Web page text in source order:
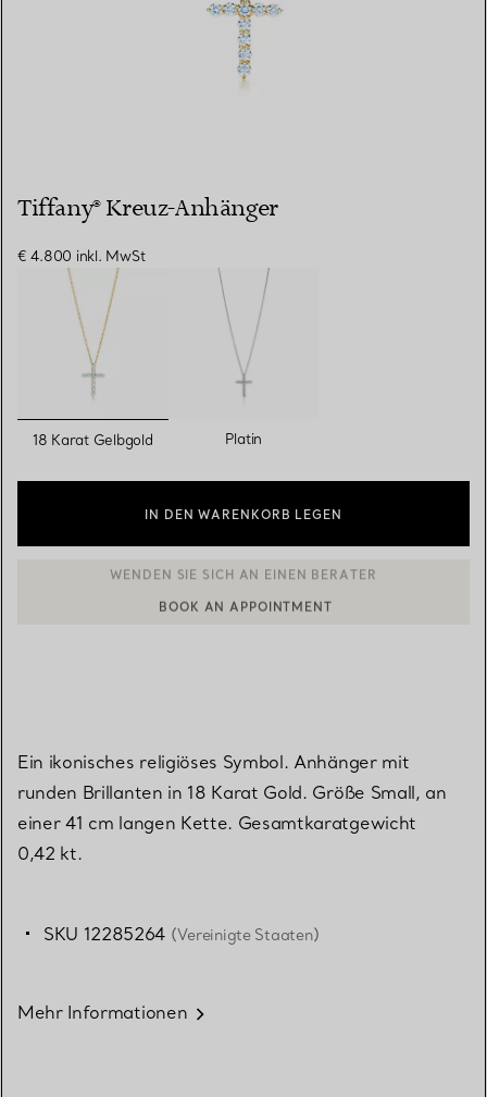
Tiffany® Kreuz-Anhänger
€ 4.800 inkl. MwSt
ausgewählt
18 Karat Gelbgold Platin
IN DEN WARENKORB LEGEN
EINEN KUNDENBERATER KONTAKTIEREN ODER EINEN
Ein ikonisches religiöses Symbol. Anhänger mit
runden Brillanten in 18 Karat Gold. Größe Small, an
einer 41 cm langen Kette. Gesamtkaratgewicht
0,42 kt.
SKU 12285264 (Vereinigte Staaten)
Mehr Informationen